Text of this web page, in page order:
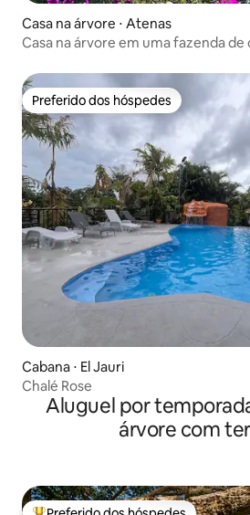
Casa na árvore ⋅ Atenas
Casa na árvore em uma fazenda
Preferido dos hóspedes
Preferido dos hóspedes
Cabana ⋅ El Jauri
Chalé Rose
Aluguel por
árvore com